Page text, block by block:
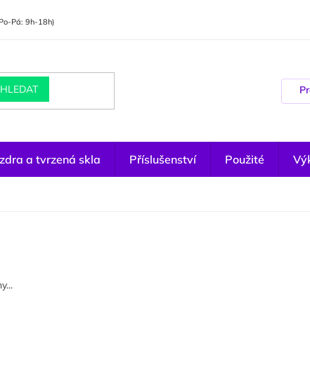
Pá: 9h-18h)
HLEDAT
a tvrzená skla Příslušenství Použité